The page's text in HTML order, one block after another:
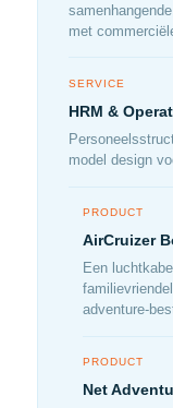
met
SERVICE
HRM &
model design
PRODUCT
AirCruizer
Een
adventure-
PRODUCT
Net